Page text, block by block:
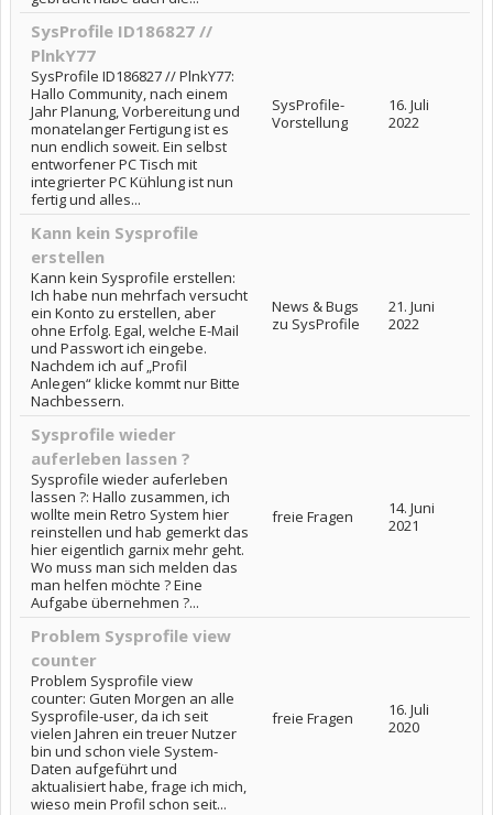
SysProfile ID186827 //
PlnkY77
SysProfile ID186827 // PlnkY77:
Hallo Community, nach einem
Jahr Planung, Vorbereitung und
monatelanger Fertigung ist es
nun endlich soweit. Ein selbst
entworfener PC Tisch mit
integrierter PC Kühlung ist nun
fertig und alles...
SysProfile-
Vorstellung
16. Juli
2022
Kann kein Sysprofile
erstellen
Kann kein Sysprofile erstellen:
Ich habe nun mehrfach versucht
ein Konto zu erstellen, aber
ohne Erfolg. Egal, welche E-Mail
und Passwort ich eingebe.
Nachdem ich auf „Profil
Anlegen“ klicke kommt nur Bitte
Nachbessern.
News & Bugs
zu SysProfile
21. Juni
2022
Sysprofile wieder
auferleben lassen ?
Sysprofile wieder auferleben
lassen ?: Hallo zusammen, ich
wollte mein Retro System hier
reinstellen und hab gemerkt das
hier eigentlich garnix mehr geht.
Wo muss man sich melden das
man helfen möchte ? Eine
Aufgabe übernehmen ?...
freie Fragen
14. Juni
2021
Problem Sysprofile view
counter
Problem Sysprofile view
counter: Guten Morgen an alle
Sysprofile-user, da ich seit
vielen Jahren ein treuer Nutzer
bin und schon viele System-
Daten aufgeführt und
aktualisiert habe, frage ich mich,
wieso mein Profil schon seit...
freie Fragen
16. Juli
2020